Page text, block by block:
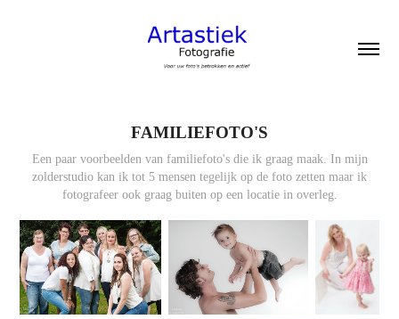
FAMILIEFOTO'S
Een paar voorbeelden van familiefoto's die ik graag maak. In mijn
zolderstudio kan ik tot 5 mensen tegelijk op de foto zetten maar ik
fotografeer ook graag buiten op een locatie in overleg.